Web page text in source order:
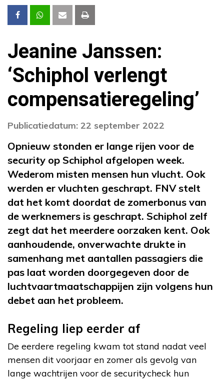
Jeanine Janssen:
‘Schiphol verlengt
compensatieregeling’
Publicatiedatum: 22 september 2022
Opnieuw stonden er lange rijen voor de
security op Schiphol afgelopen week.
Wederom misten mensen hun vlucht. Ook
werden er vluchten geschrapt. FNV stelt
dat het komt doordat de zomerbonus van
de werknemers is geschrapt. Schiphol zelf
zegt dat het meerdere oorzaken kent. Ook
aanhoudende, onverwachte drukte in
samenhang met aantallen passagiers die
pas laat worden doorgegeven door de
luchtvaartmaatschappijen zijn volgens hun
debet aan het probleem.
Regeling liep eerder af
De eerdere regeling kwam tot stand nadat veel
mensen dit voorjaar en zomer als gevolg van
lange wachtrijen voor de securitycheck hun